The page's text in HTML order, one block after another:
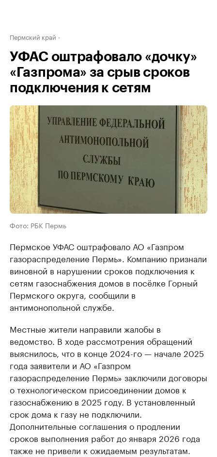
Пермский край
УФАС оштрафовало «дочку»
«Газпрома» за срыв сроков
подключения к сетям
Фото: РБК Пермь
Пермское УФАС оштрафовало АО «Газпром
газораспределение Пермь». Компанию признали
виновной в нарушении сроков подключения к
сетям газоснабжения домов в посёлке Горный
Пермского округа, сообщили в
антимонопольной службе.
Местные жители направили жалобы в
ведомство. В ходе рассмотрения обращений
выяснилось, что в конце 2024-го — начале 2025
года заявители и АО «Газпром
газораспределение Пермь» заключили договоры
о технологическом присоединении домов к
газоснабжению в 2025 году. В установленный
срок дома к газу не подключили.
Дополнительные соглашения о продлении
сроков выполнения работ до января 2026 года
также не привели к ожидаемым результатам.